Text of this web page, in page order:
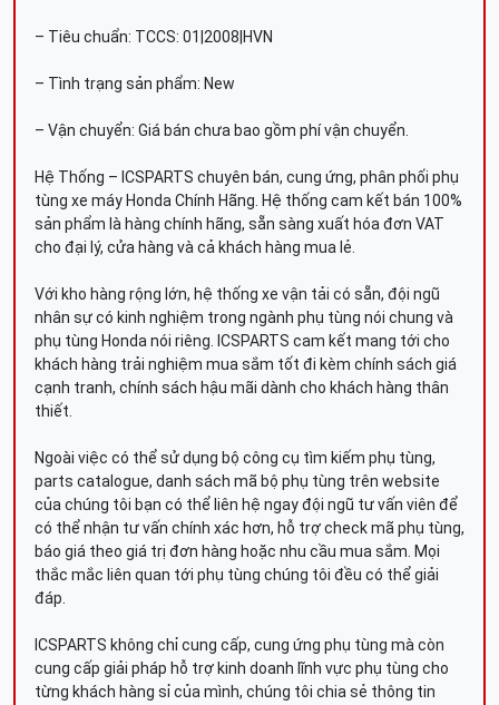
– Tiêu chuẩn: TCCS: 01|2008|HVN
– Tình trạng sản phẩm: New
– Vận chuyển: Giá bán chưa bao gồm phí vận chuyển.
Hệ Thống – ICSPARTS chuyên bán, cung ứng, phân phối phụ
tùng xe máy Honda Chính Hãng. Hệ thống cam kết bán 100%
sản phẩm là hàng chính hãng, sẵn sàng xuất hóa đơn VAT
cho đại lý, cửa hàng và cả khách hàng mua lẻ.
Với kho hàng rộng lớn, hệ thống xe vận tải có sẵn, đội ngũ
nhân sự có kinh nghiệm trong ngành phụ tùng nói chung và
phụ tùng Honda nói riêng. ICSPARTS cam kết mang tới cho
khách hàng trải nghiệm mua sắm tốt đi kèm chính sách giá
cạnh tranh, chính sách hậu mãi dành cho khách hàng thân
thiết.
Ngoài việc có thể sử dụng bộ công cụ tìm kiếm phụ tùng,
parts catalogue, danh sách mã bộ phụ tùng trên website
của chúng tôi bạn có thể liên hệ ngay đội ngũ tư vấn viên để
có thể nhận tư vấn chính xác hơn, hỗ trợ check mã phụ tùng,
báo giá theo giá trị đơn hàng hoặc nhu cầu mua sắm. Mọi
thắc mắc liên quan tới phụ tùng chúng tôi đều có thể giải
đáp.
ICSPARTS không chỉ cung cấp, cung ứng phụ tùng mà còn
cung cấp giải pháp hỗ trợ kinh doanh lĩnh vực phụ tùng cho
từng khách hàng sỉ của mình, chúng tôi chia sẻ thông tin